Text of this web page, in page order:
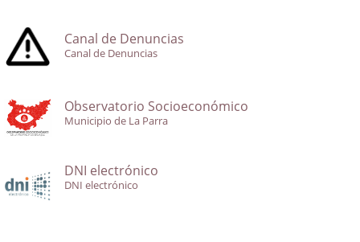
Canal de Denuncias
Canal de Denuncias
Observatorio Socioeconómico
Municipio de La Parra
DNI electrónico
DNI electrónico